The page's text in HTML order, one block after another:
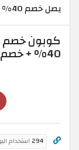
يصل خصم 40% + خصم 1527.9 جنيه مصري
كوبون خصم
40% + خصم 1527.9 جنيه مصري
294استخدام